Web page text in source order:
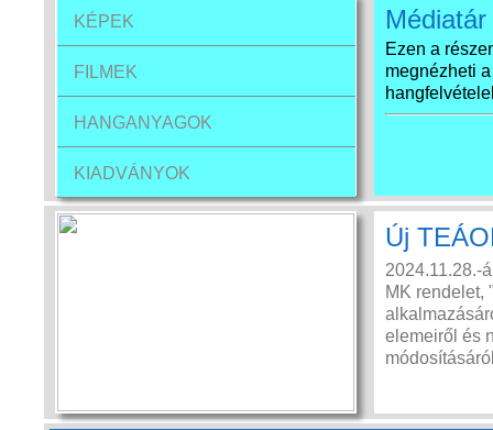
KÉPEK
FILMEK
HANGANYAGOK
KIADVÁNYOK
Médiatár
Ezen a
megnézheti
Új
2024.11.28.-
MK rendelet,
elemeiről és